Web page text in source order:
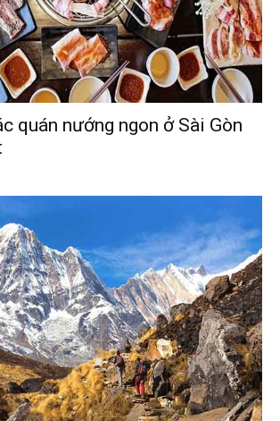
quán nướng ngon ở Sài Gòn